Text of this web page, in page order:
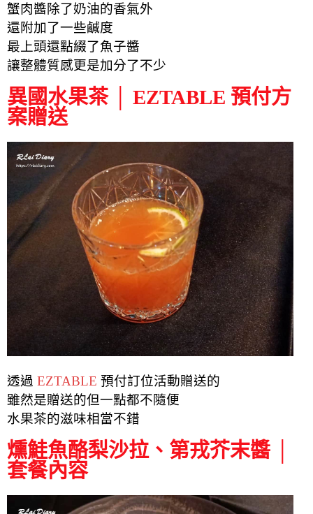
蟹肉醬除了奶油的香氣外
還附加了一些鹹度
最上頭還點綴了魚子醬
讓整體質感更是加分了不少
異國水果茶 │ EZTABLE 預付方
案贈送
透過 EZTABLE 預付訂位活動贈送的
雖然是贈送的但一點都不隨便
水果茶的滋味相當不錯
燻鮭魚酪梨沙拉、第戎芥末醬 │
套餐內容